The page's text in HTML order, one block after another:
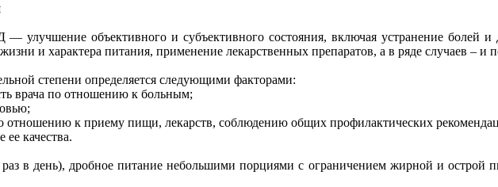
улучшение объективного и субъективного состояния, включая устранение болей и
и характера питания, применение лекарственных препаратов, а в ряде случаев – и
степени определяется следующими факторами:
врача по отношению к больным;
к приему пищи, лекарств, соблюдению общих профилактических
качества.
в день), дробное питание небольшими порциями с ограничением жирной и острой